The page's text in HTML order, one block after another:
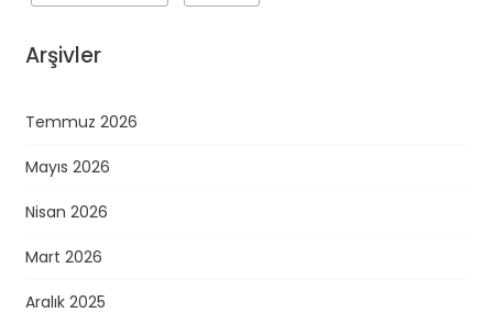
Arşivler
Temmuz 2026
Mayıs 2026
Nisan 2026
Mart 2026
Aralık 2025